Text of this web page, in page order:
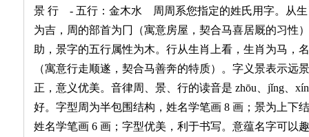
景 行 - 五行：金木水 周周系您指定的姓氏用字。从生
为吉，周的部首为冂（寓意房屋，契合马喜居厩的习性
助，景字的五行属性为木。行从生肖上看，生肖为马，
（寓意行走顺遂，契合马善奔的特质）。字义景表示远
正，意义优美。音律周、景、行的读音是 zhōu、jǐng、
好。字型周为半包围结构，姓名学笔画 8 画；景为上下
姓名学笔画 6 画；字型优美，利于书写。意蕴名字可以